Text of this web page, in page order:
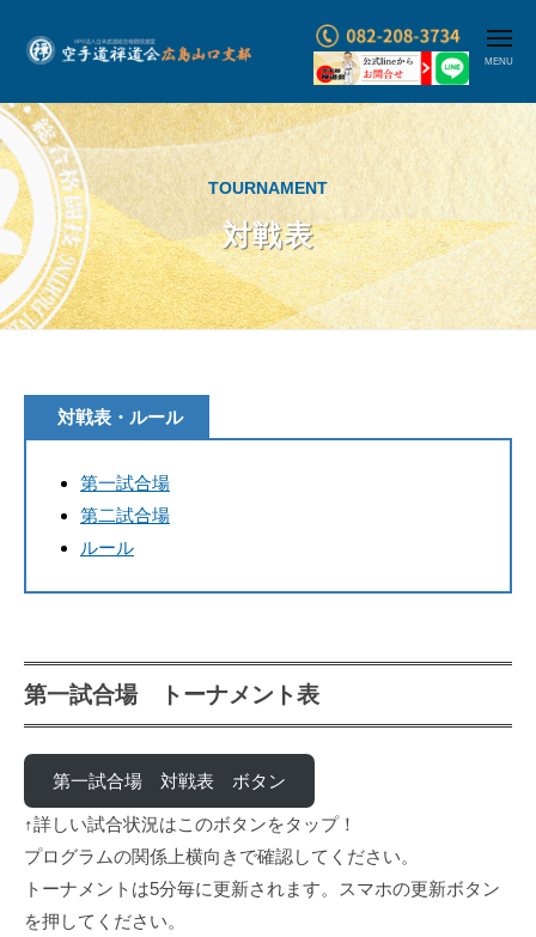
ン
ツ
へ
ス
キ
ッ
プ
手
道
禅
道
会
広
島
空
年
ク
ラ
メ
ニ
TOURNAMENT
対戦表
19
日
by
chrw806958
対戦表・ルール
第一試合場
第二試合場
ルール
第一試合場 トーナメント表
第一試合場 対戦表 ボタン
↑詳しい試合状況はこのボタンをタップ！
プログラムの関係上横向きで確認してください。
トーナメントは5分毎に更新されます。スマホの更新ボタン
を押してください。